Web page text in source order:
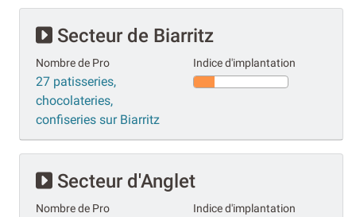
Secteur de Biarritz
Nombre de Pro
27 patisseries,
chocolateries,
confiseries sur Biarritz
Indice d'implantation
Secteur d'Anglet
Nombre de Pro Indice d'implantation